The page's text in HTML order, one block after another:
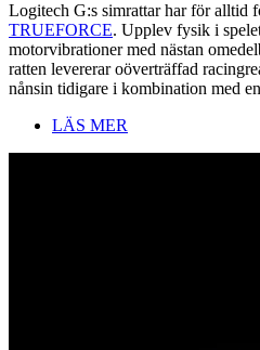
Logitech G:s simrattar har för alltid
TRUEFORCE. Upplev fysik i
motorvibrationer med nästan
ratten levererar oöverträffad
nånsin tidigare i kombination med
LÄS MER